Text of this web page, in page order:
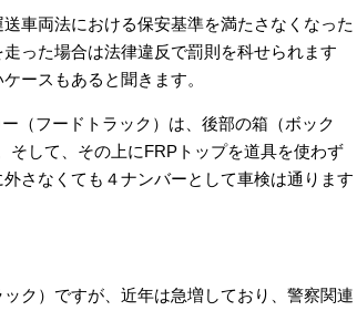
車両法における保安基準を満たさなくなった
った場合は法律違反で罰則を科せられます
ースもあると聞きます。
（フードトラック）は、後部の箱（ボック
そして、その上にFRPトップを道具を使わず
さなくても４ナンバーとして車検は通ります
ク）ですが、近年は急増しており、警察関連